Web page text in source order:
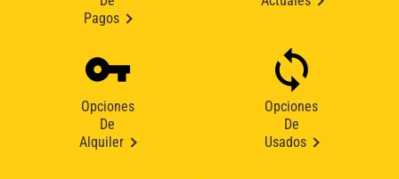
Pagos
Opciones
De
Alquiler
Opciones
De
Usados